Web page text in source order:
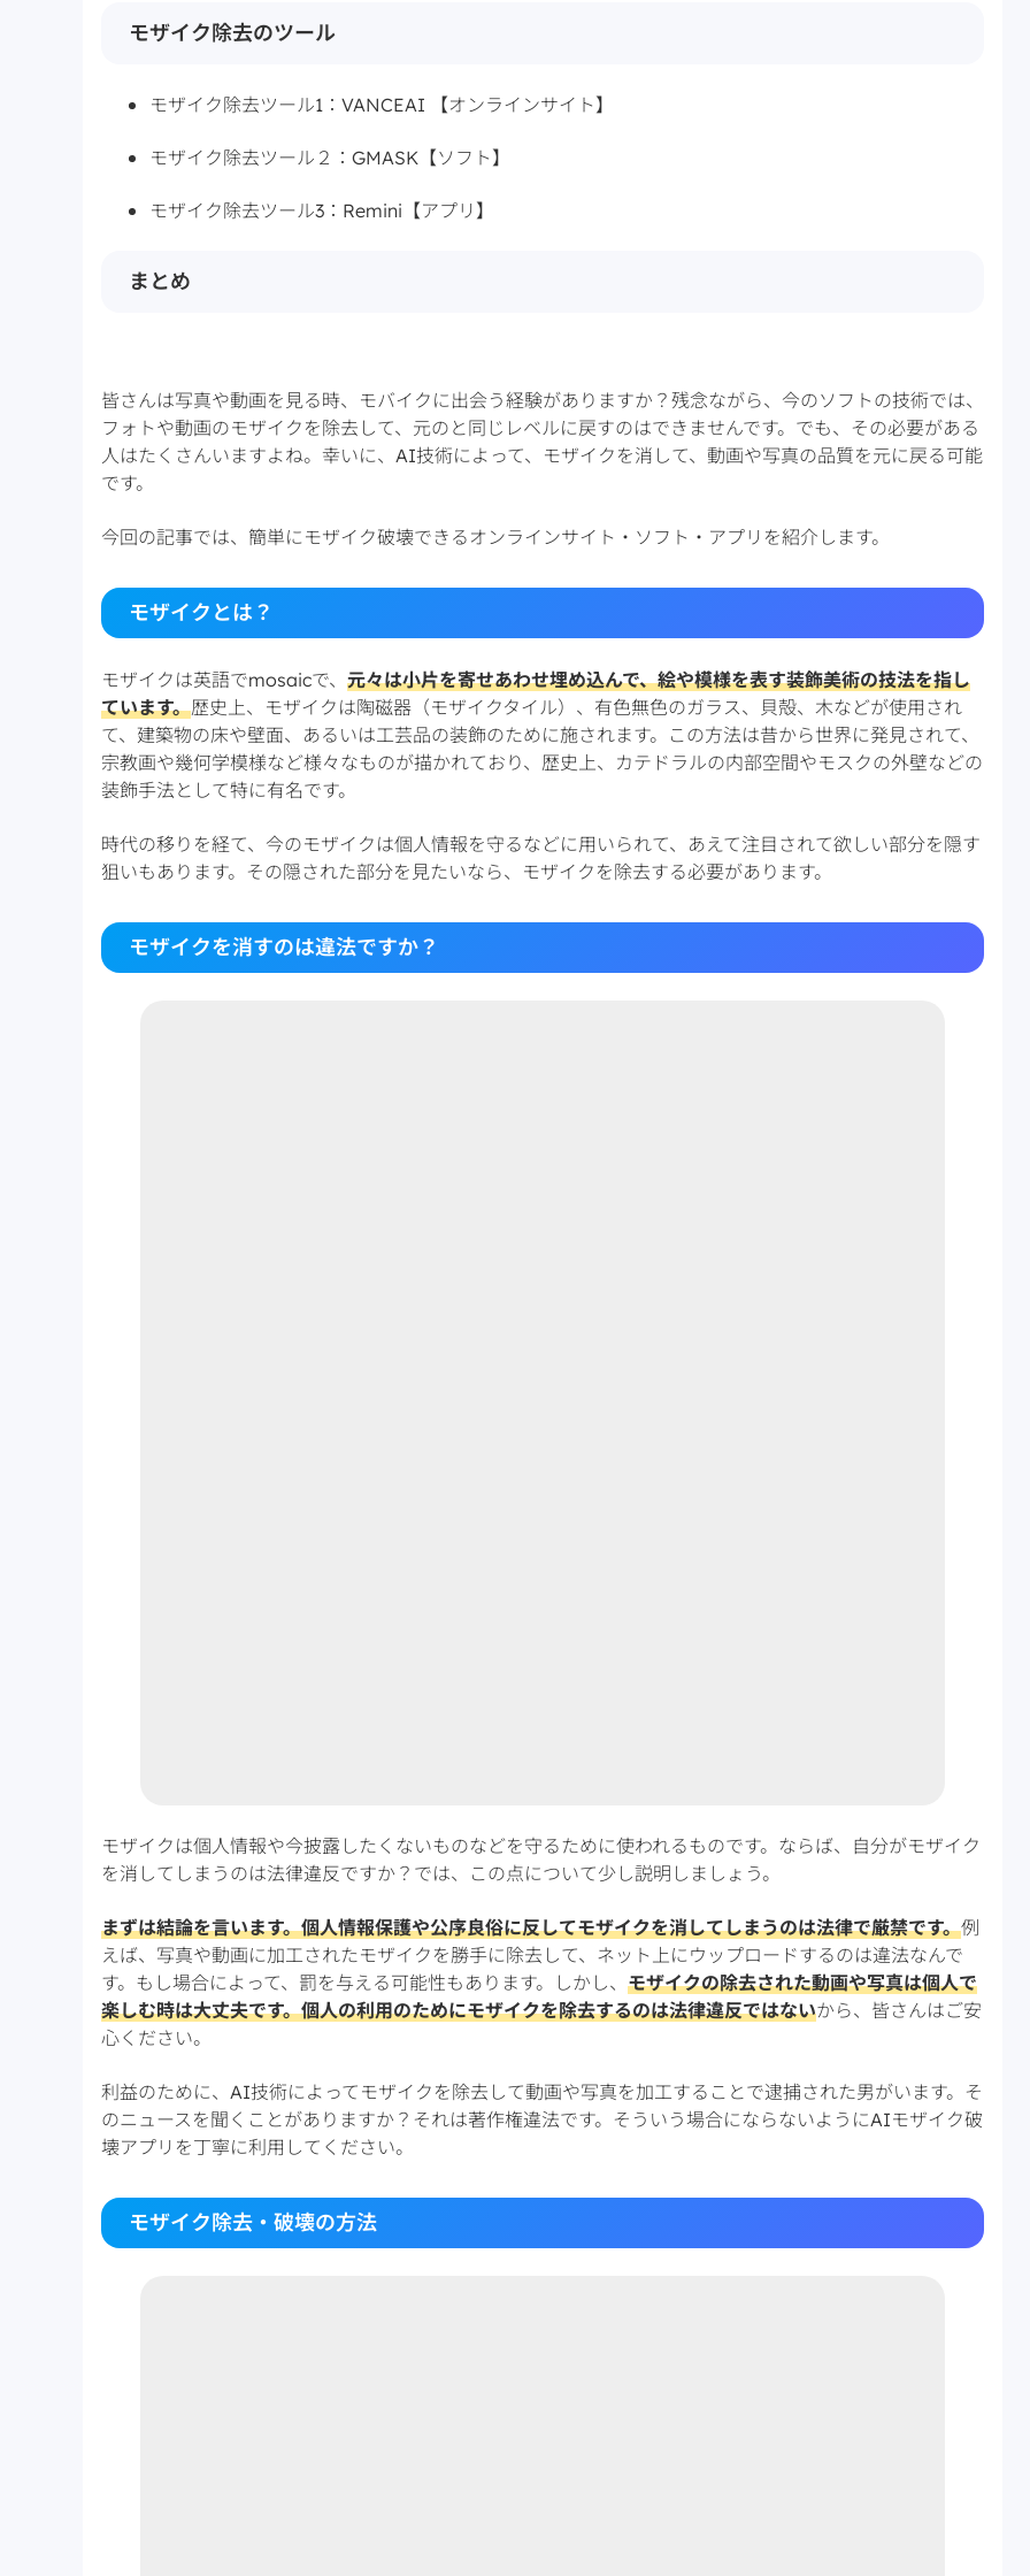
モザイク除去のツール
モザイク除去ツール1：VANCEAI 【オンラインサイト】
モザイク除去ツール２：GMASK【ソフト】
モザイク除去ツール3：Remini【アプリ】
まとめ
皆さんは写真や動画を見る時、モバイクに出会う経験がありますか？残念ながら、今のソフトの技術では、
フォトや動画のモザイクを除去して、元のと同じレベルに戻すのはできませんです。でも、その必要がある
人はたくさんいますよね。幸いに、AI技術によって、モザイクを消して、動画や写真の品質を元に戻る可能
です。
今回の記事では、簡単にモザイク破壊できるオンラインサイト・ソフト・アプリを紹介します。
モザイクとは？
モザイクは英語でmosaicで、 元々は小片を寄せあわせ埋め込んで、絵や模様を表す装飾美術の技法を指し
ています。歴史上、モザイクは陶磁器（モザイクタイル）、有色無色のガラス、貝殻、木などが使用され
て、建築物の床や壁面、あるいは工芸品の装飾のために施されます。この方法は昔から世界に発見されて、
宗教画や幾何学模様など様々なものが描かれており、歴史上、カテドラルの内部空間やモスクの外壁などの
装飾手法として特に有名です。
時代の移りを経て、今のモザイクは個人情報を守るなどに用いられて、あえて注目されて欲しい部分を隠す
狙いもあります。その隠された部分を見たいなら、モザイクを除去する必要があります。
モザイクを消すのは違法ですか？
モザイクは個人情報や今披露したくないものなどを守るために使われるものです。ならば、自分がモザイク
を消してしまうのは法律違反ですか？では、この点について少し説明しましょう。
まずは結論を言います。個人情報保護や公序良俗に反してモザイクを消してしまうのは法律で厳禁です。例
えば、写真や動画に加工されたモザイクを勝手に除去して、ネット上にウップロードするのは違法なんで
す。もし場合によって、罰を与える可能性もあります。しかし、 モザイクの除去された動画や写真は個人で
楽しむ時は大丈夫です。個人の利用のためにモザイクを除去するのは法律違反ではないから、皆さんはご安
心ください。
利益のために、AI技術によってモザイクを除去して動画や写真を加工することで逮捕された男がいます。そ
のニュースを聞くことがありますか？それは著作権違法です。そういう場合にならないようにAIモザイク破
壊アプリを丁寧に利用してください。
モザイク除去・破壊の方法